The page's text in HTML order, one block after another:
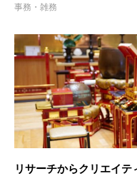
事務・雑務
リサーチからクリエイテ